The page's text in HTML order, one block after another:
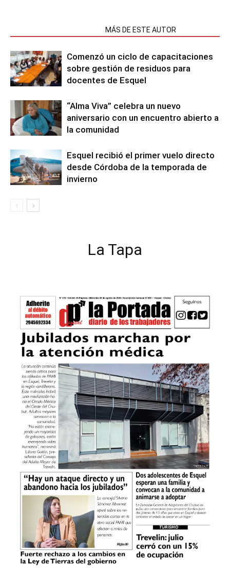
MÁS DE ESTE AUTOR
Comenzó un ciclo de capacitaciones
sobre gestión de residuos para
docentes de Esquel
“Alma Viva” celebra un nuevo
aniversario con un encuentro abierto a
la comunidad
Esquel recibió el primer vuelo directo
desde Córdoba de la temporada de
invierno
La Tapa